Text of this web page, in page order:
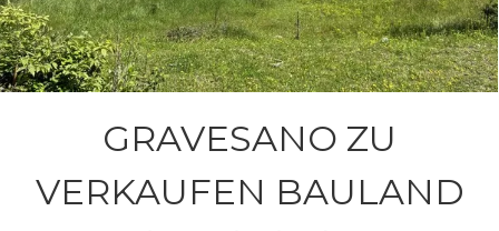
GRAVESANO ZU
VERKAUFEN BAULAND